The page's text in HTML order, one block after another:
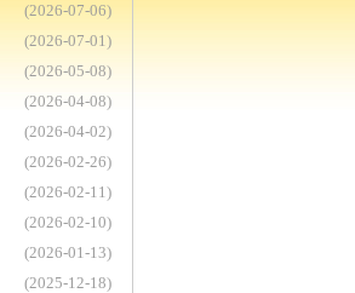
(2026-07-06)
(2026-07-01)
(2026-05-08)
(2026-04-08)
(2026-04-02)
(2026-02-26)
(2026-02-11)
(2026-02-10)
(2026-01-13)
(2025-12-18)